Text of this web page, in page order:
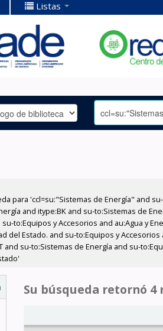
Listas
para 'ccl=su:"Sistemas de Energía" and
and itype:BK and su-to:Sistemas de
to:Equipos y Accesorios and au:Agua y
del Estado. and su-to:Equipos y
and su-to:Sistemas de Energía and su-
Su búsqueda retornó 4